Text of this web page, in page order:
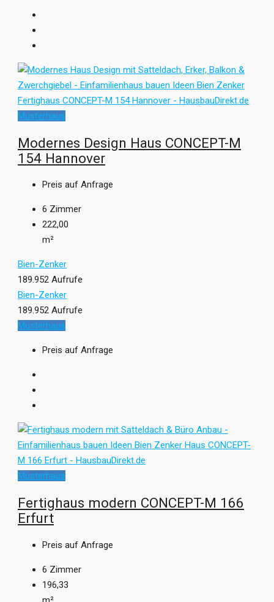
Musterhaus
Modernes Design Haus CONCEPT-M
154 Hannover
Preis auf Anfrage
6 Zimmer
222,00
m²
Bien-Zenker
189.952 Aufrufe
Bien-Zenker
189.952 Aufrufe
Musterhaus
Preis auf Anfrage
Musterhaus
Fertighaus modern CONCEPT-M 166
Erfurt
Preis auf Anfrage
6 Zimmer
196,33